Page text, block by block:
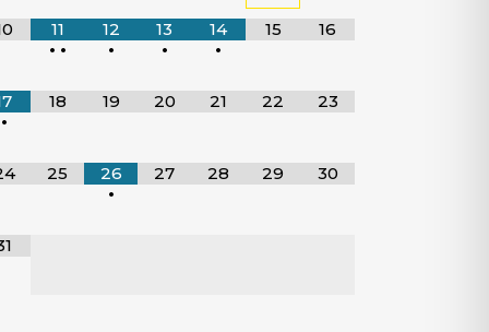
11
• •
12
•
13
•
14
•
15 16
•
18 19 20 21 22 23
25
26
•
27 28 29 30